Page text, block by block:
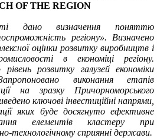
OF THE REGION
дано визначення поняттю
регіону». Визначено
оцінки розвитку виробництв і
в економіці регіону.
рівень розвитку галузей економіки
виконання етапів
на зразку Причорноморського
ключові інвестиційні напрями,
яких буде досягнуто ефективне
елементів кластеру при
технологічному сприянні держави.